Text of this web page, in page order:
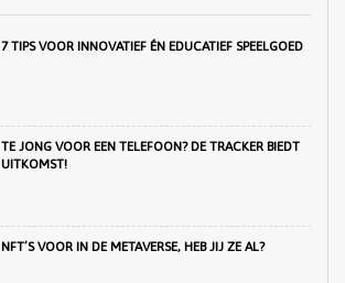
7 TIPS VOOR INNOVATIEF ÉN EDUCATIEF SPEELGOED
TE JONG VOOR EEN TELEFOON? DE TRACKER BIEDT
UITKOMST!
NFT’S VOOR IN DE METAVERSE, HEB JIJ ZE AL?